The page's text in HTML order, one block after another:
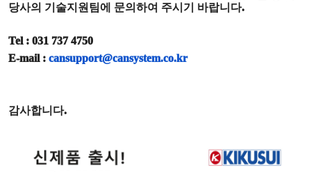
당사의 기술지원팀에 문의하여 주시기 바랍니다.
Tel : 031 737 4750
E-mail : cansupport@cansystem.co.kr
감사합니다.